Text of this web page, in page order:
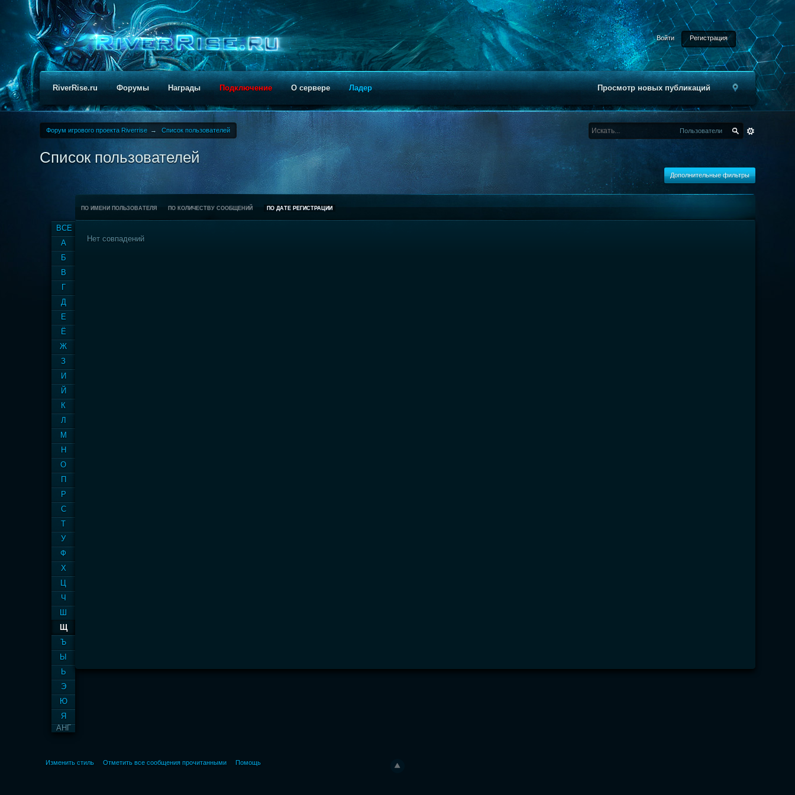
Войти Регистрация
Просмотр новых публикаций
RiverRise.ru Форумы Награды Подключение О сервере Ладер
Форум игрового проекта Riverrise → Список пользователей Пользователи
Список пользователей
Дополнительные фильтры
ВСЕ
А
Б
В
Г
Д
Е
Ё
Ж
З
И
Й
К
Л
М
Н
О
П
Р
С
Т
У
Ф
Х
Ц
Ч
Ш
Щ
Ъ
Ы
Ь
Э
Ю
Я
АНГ
ПО ИМЕНИ ПОЛЬЗОВАТЕЛЯ ПО КОЛИЧЕСТВУ СООБЩЕНИЙ ПО ДАТЕ РЕГИСТРАЦИИ
Нет совпадений
Изменить стиль Отметить все сообщения прочитанными Помощь